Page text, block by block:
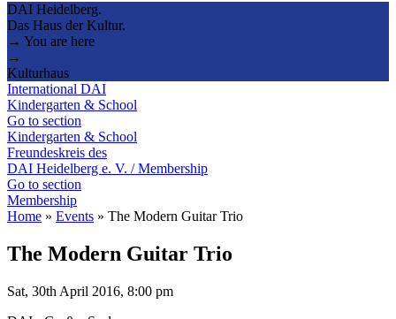
DAI Heidelberg.
Das Haus der Kultur.
→ You are here
→
Kulturhaus
International DAI
Kindergarten & School
Go to section
Kindergarten & School
Freundeskreis des
DAI Heidelberg e. V. / Membership
Go to section
Membership
Home » Events » The Modern Guitar Trio
The Modern Guitar Trio
Sat, 30th April 2016, 8:00 pm